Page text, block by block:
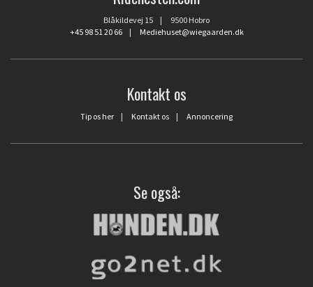
Blåkildevej 15 | 9500 Hobro
+45 98 51 20 66| Mediehuset@wiegaarden.dk
Kontakt os
Tip os her | Kontakt os | Annoncering
Se også: